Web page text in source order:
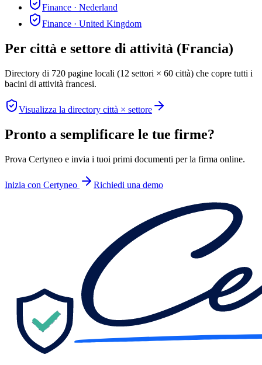
Finance · Nederland
Finance · United Kingdom
Per città e settore di attività (Francia)
Directory di 720 pagine locali (12 settori × 60 città) che copre tutti i
bacini di attività francesi.
Visualizza la directory città × settore
Pronto a semplificare le tue firme?
Prova Certyneo e invia i tuoi primi documenti per la firma online.
Inizia con Certyneo Richiedi una demo